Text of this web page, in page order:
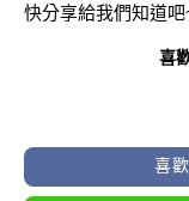
快分享給我們知道吧
喜
喜